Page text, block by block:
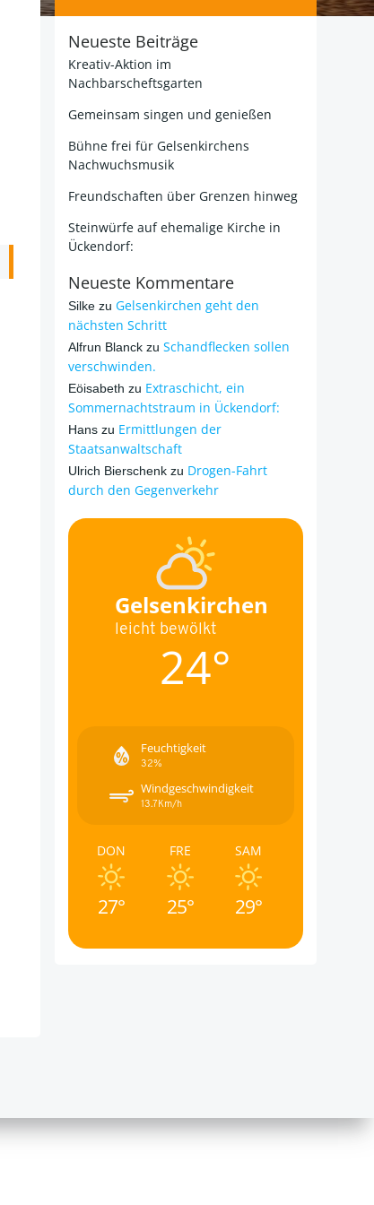
Neueste Beiträge
Kreativ-Aktion im
Nachbarscheftsgarten
Gemeinsam singen und genießen
Bühne frei für Gelsenkirchens
Nachwuchsmusik
Freundschaften über Grenzen hinweg
Steinwürfe auf ehemalige Kirche in
Ückendorf:
Neueste Kommentare
Silke zu Gelsenkirchen geht den
nächsten Schritt
Alfrun Blanck zu Schandflecken sollen
verschwinden.
Eöisabeth zu Extraschicht, ein
Sommernachtstraum in Ückendorf:
Hans zu Ermittlungen der
Staatsanwaltschaft
Ulrich Bierschenk zu Drogen-Fahrt
durch den Gegenverkehr
Gelsenkirchen
leicht bewölkt
24°
Feuchtigkeit
32%
Windgeschwindigkeit
13.7Km/h
DON
27°
FRE
25°
SAM
29°